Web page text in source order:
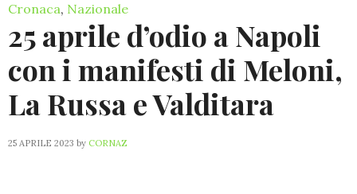
Cronaca, Nazionale
25 aprile d’odio a Napoli
con i manifesti di Meloni,
La Russa e Valditara
25 APRILE 2023 by CORNAZ